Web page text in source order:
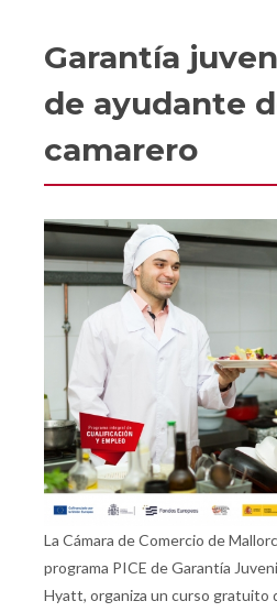
Garantía
de ayudante
camarero
La Cámara de Comercio de
programa PICE de Garantía
Hyatt, organiza un curso gratuito